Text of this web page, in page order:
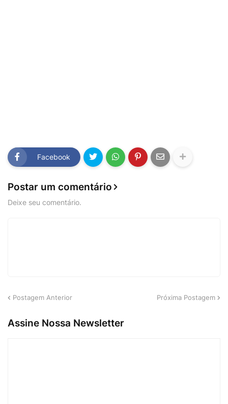
Facebook
Postar um comentário
Deixe seu comentário.
Postagem Anterior Próxima Postagem
Assine Nossa Newsletter